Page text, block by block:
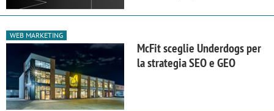
WEB MARKETING
McFit sceglie Underdogs per
la strategia SEO e GEO